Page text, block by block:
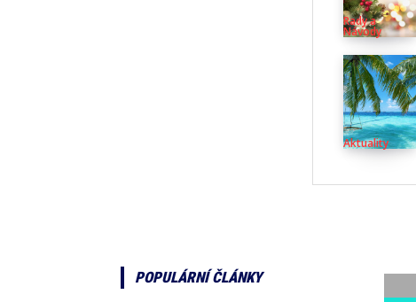
Rady a
Návody
Aktuality
POPULÁRNÍ ČLÁNKY